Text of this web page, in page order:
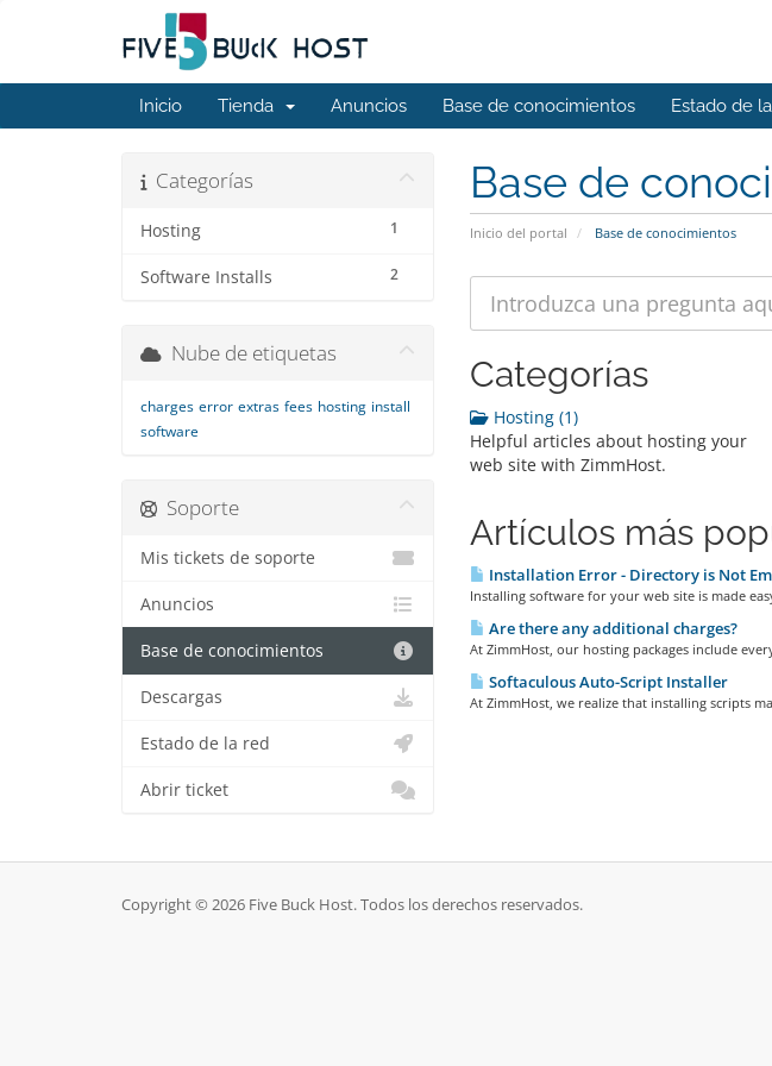
Inicio Tienda Anuncios Base de conocimientos Estado de
Base de
Inicio del portal Base de conocimientos
Categorías
1
Hosting
2
Software Installs
Categorías
Hosting (1)
Helpful articles about hosting your
web site with ZimmHost.
Artículos más
Installation Error - Directory is Not
Installing software for your web site is made
Are there any additional charges?
At ZimmHost, our hosting packages include
Softaculous Auto-Script Installer
At ZimmHost, we realize that installing scripts
Nube de etiquetas
charges error extras fees hosting install
software
Soporte
Mis tickets de soporte
Anuncios
Base de conocimientos
Descargas
Estado de la red
Abrir ticket
Copyright © 2026 Five Buck Host. Todos los derechos reservados.